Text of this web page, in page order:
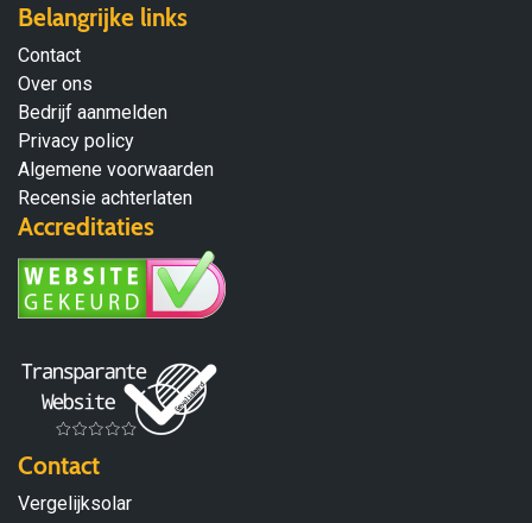
Belangrijke links
Contact
Over ons
Bedrijf aanmelden
Privacy policy
Algemene voorwaarden
Recensie achterlaten
Accreditaties
Contact
Vergelijksolar